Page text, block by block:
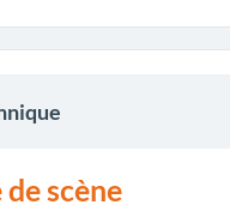
scène